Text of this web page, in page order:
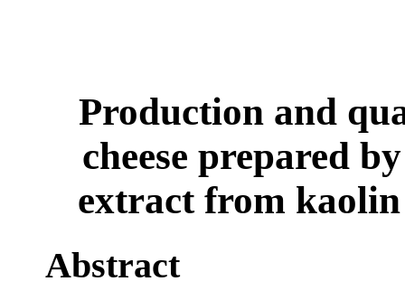
Production and
cheese prepared
extract from
Abstract